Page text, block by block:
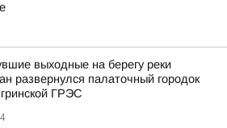
выходные на берегу реки
развернулся палаточный городок
ГРЭС